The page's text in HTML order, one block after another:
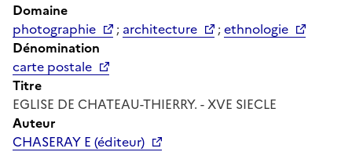
Domaine
photographie
; architecture ;ethnologie
Dénomination
carte postale
Titre
EGLISE DE CHATEAU-THIERRY. - XVE SIECLE
Auteur
CHASERAY E (éditeur)